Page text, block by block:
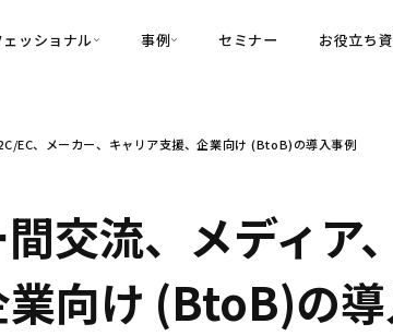
育成
・Commune Navigator
ッショナル
Customer-Led Growth
事例
導入事例
セミナー お役立ち
EC、メーカー、キャリア支援、企業向け (BtoB)の導入事例
交流、メディア
向け (BtoB)の